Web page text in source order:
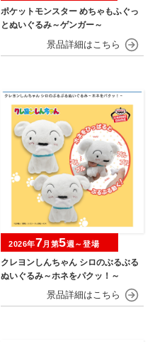
ポケットモンスター めちゃもふぐっ
とぬいぐるみ～ゲンガー～
クレヨンしんちゃん シロのぶるぶる
ぬいぐるみ～ホネをパクッ！～
2026年7月第5週～登場